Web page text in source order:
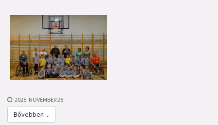
2025. NOVEMBER 28.
Bővebben ...